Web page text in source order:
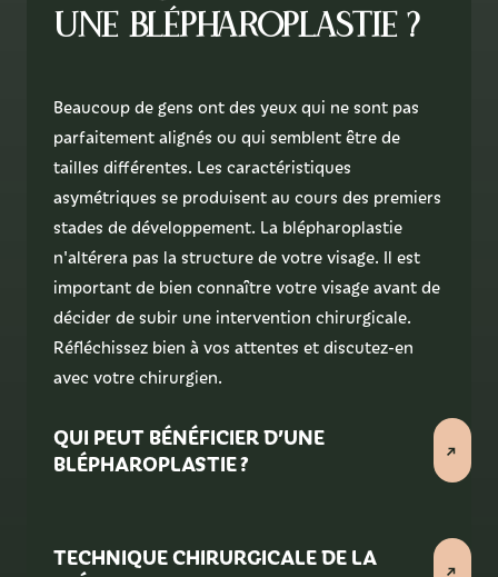
une blépharoplastie ?
Beaucoup de gens ont des yeux qui ne sont pas
parfaitement alignés ou qui semblent être de
tailles différentes. Les caractéristiques
asymétriques se produisent au cours des premiers
stades de développement. La blépharoplastie
n'altérera pas la structure de votre visage. Il est
important de bien connaître votre visage avant de
décider de subir une intervention chirurgicale.
Réfléchissez bien à vos attentes et discutez-en
avec votre chirurgien.
QUI PEUT BÉNÉFICIER D’UNE
BLÉPHAROPLASTIE ?
TECHNIQUE CHIRURGICALE DE LA